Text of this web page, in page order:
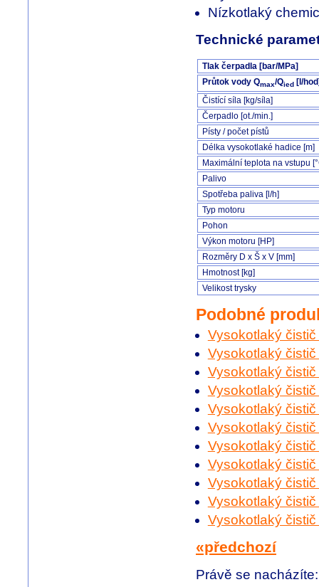
Nízkotlaký
Technické
Tlak čerpadla [bar/MPa]
Průtok vody Qmax/Qied [l/
Čistící síla [kg/síla]
Čerpadlo [ot./min.]
Písty / počet pístů
Délka vysokotlaké hadice [m]
Maximální teplota na vstupu
Palivo
Spotřeba paliva [l/h]
Typ motoru
Pohon
Výkon motoru [HP]
Rozměry D x Š x V [mm]
Hmotnost [kg]
Velikost trysky
Podobné
Vysokotlaký
Vysokotlaký
Vysokotlaký
Vysokotlaký
Vysokotlaký
Vysokotlaký
Vysokotlaký
Vysokotlaký
Vysokotlaký
Vysokotlaký
Vysokotlaký
«předchozí
Právě se